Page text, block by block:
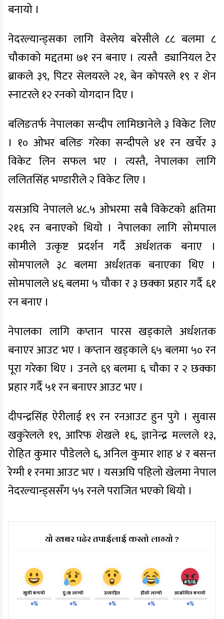
बनायो ।
नेदरल्यान्ड्सका लागि वेस्लेय बरेसीले ८८ बलमा ८
चौकाको मद्दतमा ७१ रन बनाए । त्यस्तै ड्यानियल टेर
ब्राकले ३९, पिटर सेलयरले २१, बेन कोपरले १९ र शेन
स्नाटरले १२ रनको योगदान दिए ।
बलिङतर्फ नेपालका सन्दीप लामिछानेले ३ विकेट लिए
। १० ओभर बलिङ गरेका सन्दीपले ४१ रन खर्चेर ३
विकेट लिन सफल भए । त्यस्तै, नेपालका लागि
ललितसिंह भण्डारीले २ विकेट लिए ।
यसअघि नेपालले ४८.५ ओभरमा सबै विकेटको क्षतिमा
२१६ रन बनाएको थियो । नेपालका लागि सोमपाल
कामीले उत्कृष्ट प्रदर्शन गर्दै अर्धशतक बनाए ।
सोमपालले ३८ बलमा अर्धशतक बनाएका थिए ।
सोमपालले ४६ बलमा ५ चौका र ३ छक्का प्रहार गर्दै ६१
रन बनाए ।
नेपालका लागि कप्तान पारस खड्काले अर्धशतक
बनाएर आउट भए । कप्तान खड्काले ६५ बलमा ५० रन
पूरा गरेका थिए । उनले ६९ बलमा ६ चौका र २ छक्का
प्रहार गर्दै ५१ रन बनाएर आउट भए ।
दीपन्द्रसिंह ऐरीलाई १९ रन रनआउट हुन पुगे । सुवास
खकुरेलले १९, आरिफ शेखले १६, ज्ञानेन्द्र मल्लले १३,
रोहित कुमार पौडेलले ६, अनिल कुमार शाह ४ र बसन्त
रेग्मी १ रनमा आउट भए । यसअघि पहिलो खेलमा नेपाल
नेदरल्यान्ड्ससँग ५५ रनले पराजित भएको थियो ।
यो खबर पढेर तपाईलाई कस्तो लाग्यो ?
खुसी बनायो
०%
दु:ख लाग्यो
०%
उत्साहित
०%
हाँसो लाग्यो
०%
आक्रोशित बनायो
०%